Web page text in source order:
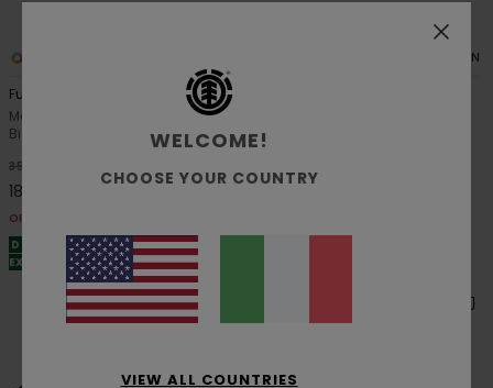
Future Nature
Maglietta a maniche corte
Bianco Uomo
35,00 €
18,37 €
OFFERTE
DOPPIA OFFERTA 25% DI SCONTO
EXTRA
ORGANIC COTTON
Beige Uomo
21,00 €
WELCOME!
CHOOSE YOUR COUNTRY
VIEW ALL COUNTRIES